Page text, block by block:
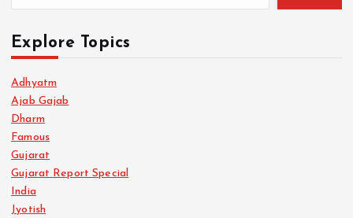
Explore Topics
Adhyatm
Ajab Gajab
Dharm
Famous
Gujarat
Gujarat Report Special
India
Jyotish